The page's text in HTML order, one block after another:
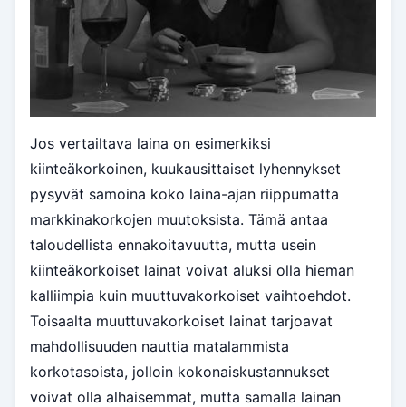
Jos vertailtava laina on esimerkiksi
kiinteäkorkoinen, kuukausittaiset lyhennykset
pysyvät samoina koko laina-ajan riippumatta
markkinakorkojen muutoksista. Tämä antaa
taloudellista ennakoitavuutta, mutta usein
kiinteäkorkoiset lainat voivat aluksi olla hieman
kalliimpia kuin muuttuvakorkoiset vaihtoehdot.
Toisaalta muuttuvakorkoiset lainat tarjoavat
mahdollisuuden nauttia matalammista
korkotasoista, jolloin kokonaiskustannukset
voivat olla alhaisemmat, mutta samalla lainan